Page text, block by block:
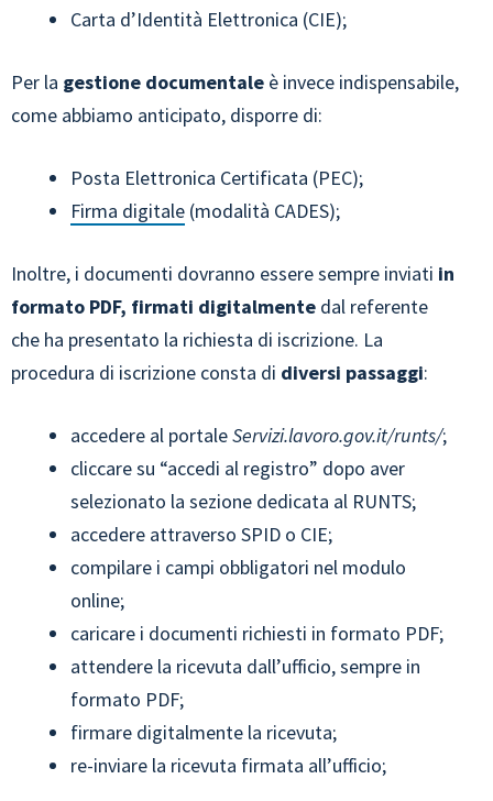
Carta d’Identità Elettronica (CIE);
Per la gestione documentale è invece indispensabile,
come abbiamo anticipato, disporre di:
Posta Elettronica Certificata (PEC);
Firma digitale (modalità CADES);
Inoltre, i documenti dovranno essere sempre inviati in
formato PDF, firmati digitalmente dal referente
che ha presentato la richiesta di iscrizione. La
procedura di iscrizione consta di diversi passaggi:
accedere al portaleServizi.lavoro.gov.it/runts/;
cliccare su “accedi al registro” dopo aver
selezionato la sezione dedicata al RUNTS;
accedere attraverso SPID o CIE;
compilare i campi obbligatori nel modulo
online;
caricare i documenti richiesti in formato PDF;
attendere la ricevuta dall’ufficio, sempre in
formato PDF;
firmare digitalmente la ricevuta;
re-inviare la ricevuta firmata all’ufficio;